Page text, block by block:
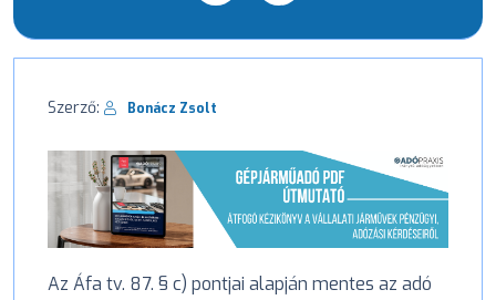
Szerző: Bonácz Zsolt
Az Áfa tv. 87. § c) pontjai alapján mentes az adó